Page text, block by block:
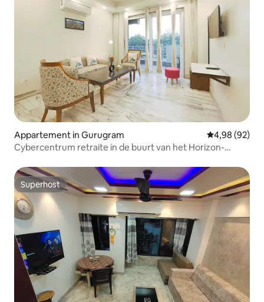
Appartement in Gurugram Gemiddelde
4,98 (92)
Cybercentrum retraite in de buurt van het Horizon-
Superhost
Superhost